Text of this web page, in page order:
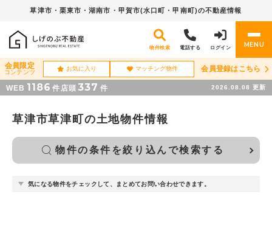
草津市・栗東市・湖南市・ 甲賀市(水口町・甲南町)の不動産情報
物件検索 電話する ログイン MENU
会員限定
コンテンツ
お気に入り マッチング物件 会員登録はこちら
WEB 1186 件 店頭 337 件 2026.08.08 更新
草津市草津町の土地物件情報
物件の条件を絞り込んで検索する
気になる物件をチェックして、まとめてお問い合わせできます。